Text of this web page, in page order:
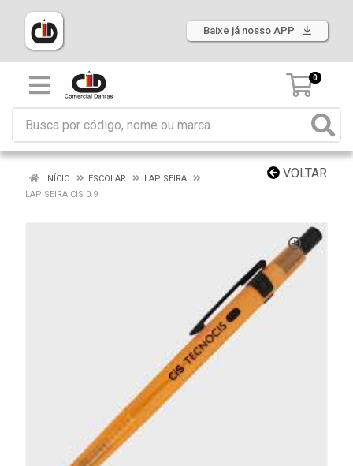
Baixe já nosso APP
0
VOLTAR
INÍCIO ESCOLAR
LAPISEIRA
LAPISEIRA CIS 0.9